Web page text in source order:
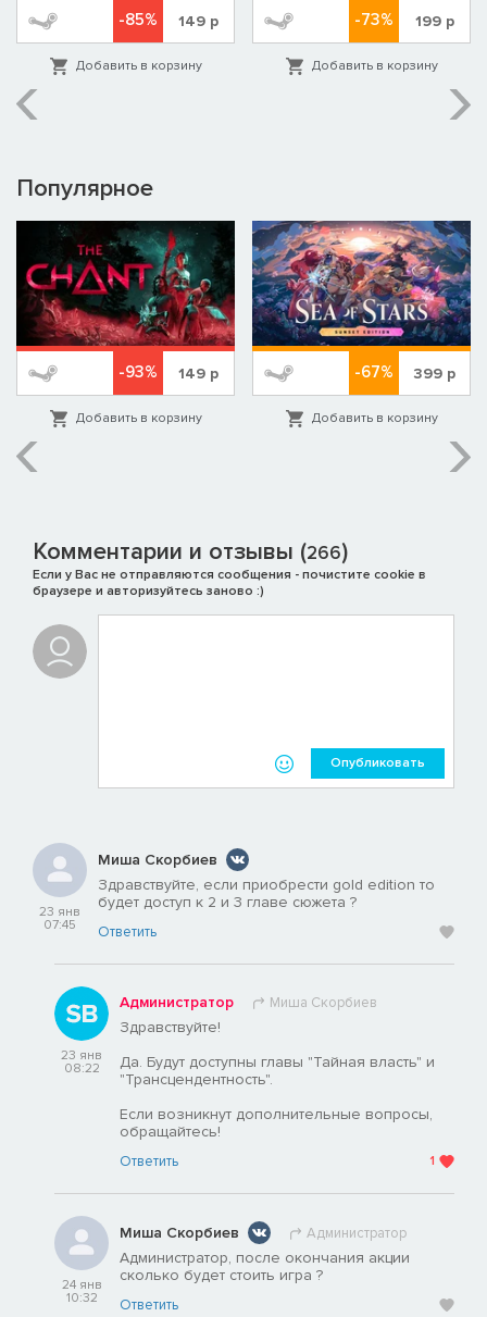
-85% 149 р
Добавить в корзину
-73% 199р
Добавить в корзину
Популярное
-93% 149 р
Добавить в корзину
-67% 399 р
Добавить в корзину
Комментарии и отзывы (266)
Если у Вас не отправляются сообщения - почистите cookie в
браузере и авторизуйтесь заново :)
Опубликовать
23 янв
07:45
Миша Скорбиев
Здравствуйте, если приобрести gold edition то
будет доступ к 2 и 3 главе сюжета ?
Ответить
23 янв
08:22
Администратор Миша Скорбиев
Здравствуйте!
Да. Будут доступны главы "Тайная власть" и
"Трансцендентность".
Если возникнут дополнительные вопросы,
обращайтесь!
Ответить 1
24 янв
10:32
Миша Скорбиев Администратор
Администратор, после окончания акции
сколько будет стоить игра ?
Ответить